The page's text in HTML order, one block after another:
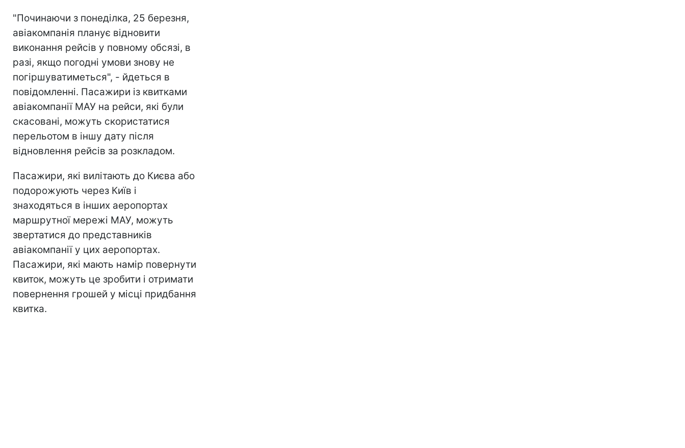
"Починаючи з понеділка, 25 березня,
авіакомпанія планує відновити
виконання рейсів у повному обсязі, в
разі, якщо погодні умови знову не
погіршуватиметься", - йдеться в
повідомленні. Пасажири із квитками
авіакомпанії МАУ на рейси, які були
скасовані, можуть скористатися
перельотом в іншу дату після
відновлення рейсів за розкладом.
Пасажири, які вилітають до Києва або
подорожують через Київ і
знаходяться в інших аеропортах
маршрутної мережі МАУ, можуть
звертатися до представників
авіакомпанії у цих аеропортах.
Пасажири, які мають намір повернути
квиток, можуть це зробити і отримати
повернення грошей у місці придбання
квитка.